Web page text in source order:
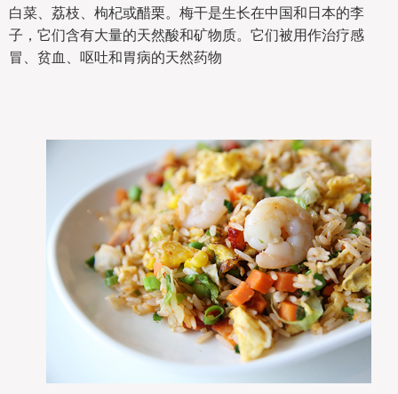
白菜、荔枝、枸杞或醋栗。梅干是生长在中国和日本的李
子，它们含有大量的天然酸和矿物质。它们被用作治疗感
冒、贫血、呕吐和胃病的天然药物